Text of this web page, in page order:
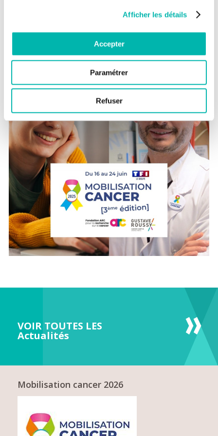
Afficher les détails
Accepter
Paramétrer
Refuser
offrant de nouvelles perspectives de traitement et d’espoir aux
► Pour faire un don, rendez-vous sur
VOIR TOUTES LES
Actualités
Mobilisation cancer 2026